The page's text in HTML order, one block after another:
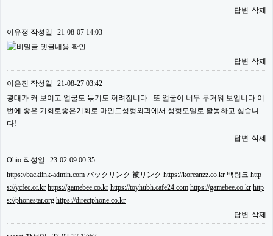
답변 삭제
이유정 작성일
21-08-07 14:03
댓글내용 확인
답변 삭제
이은진 작성일
21-08-27 03:42
광대가 커 보이고 얼굴도 묶기도 꺼려집니다. 또 얼굴이 너무 무거워 보입니다 이
번에 좋은 기회로좋은기회로 마인드성형외과에서 성형모델로 활동하고 싶습니
다!
답변 삭제
Ohio 작성일
23-02-09 00:35
https://backlink-admin.com バックリンク 被リンク https://koreanzz.co.kr 백링크 http
s://ycfec.or.kr https://gamebee.co.kr https://toyhubh.cafe24.com https://gamebee.co.kr http
s://phonestar.org https://directphone.co.kr
답변 삭제